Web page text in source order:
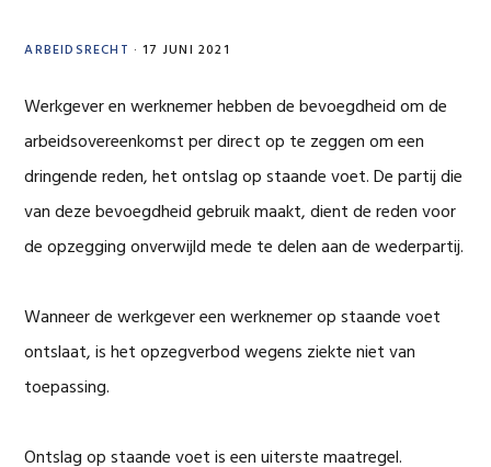
ARBEIDSRECHT · 17 JUNI 2021
Werkgever en werknemer hebben de bevoegdheid om de
arbeidsovereenkomst per direct op te zeggen om een
dringende reden, het ontslag op staande voet. De partij die
van deze bevoegdheid gebruik maakt, dient de reden voor
de opzegging onverwijld mede te delen aan de wederpartij.
Wanneer de werkgever een werknemer op staande voet
ontslaat, is het opzegverbod wegens ziekte niet van
toepassing.
Ontslag op staande voet is een uiterste maatregel.